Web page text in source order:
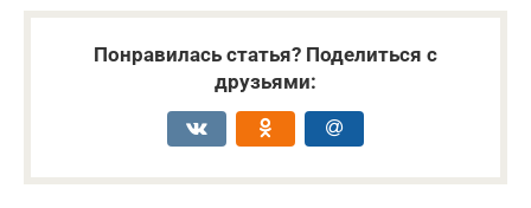
Понравилась статья? Поделиться с
друзьями: